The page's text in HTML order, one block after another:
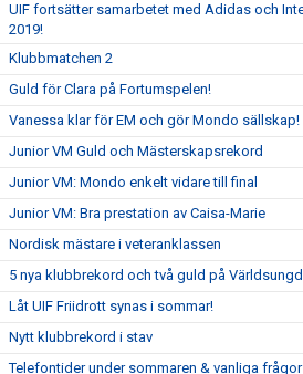
UIF fortsätter samarbetet med Adidas och
2019!
Klubbmatchen 2
Guld för Clara på Fortumspelen!
Vanessa klar för EM och gör Mondo sällskap!
Junior VM Guld och Mästerskapsrekord
Junior VM: Mondo enkelt vidare till final
Junior VM: Bra prestation av Caisa-Marie
Nordisk mästare i veteranklassen
5 nya klubbrekord och två guld på
Låt UIF Friidrott synas i sommar!
Nytt klubbrekord i stav
Telefontider under sommaren & vanliga frågor